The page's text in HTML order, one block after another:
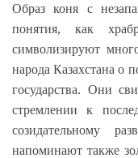
Образ коня с
понятия, как
символизируют
народа Казахстана о
государства. Они
стремлении к
созидательному
напоминают также